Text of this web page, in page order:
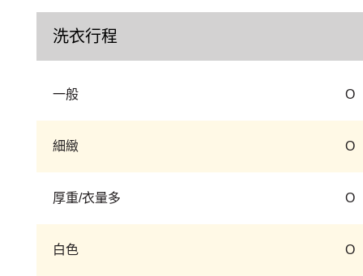
洗衣行程
一般 O
細緻 O
厚重/衣量多 O
白色 O